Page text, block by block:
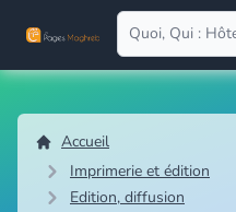
Accueil
Imprimerie et édition
Edition, diffusion